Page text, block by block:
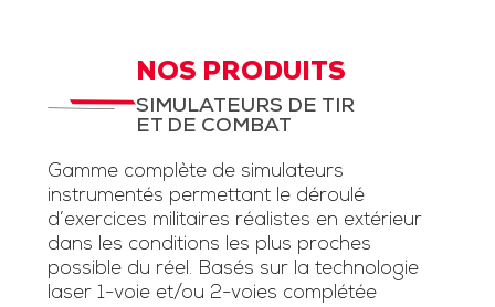
NOS PRODUITS
SIMULATEURS DE TIR
ET DE COMBAT
Gamme complète de simulateurs
instrumentés permettant le déroulé
d’exercices militaires réalistes en extérieur
dans les conditions les plus proches
possible du réel. Basés sur la technologie
laser 1-voie et/ou 2-voies complétée